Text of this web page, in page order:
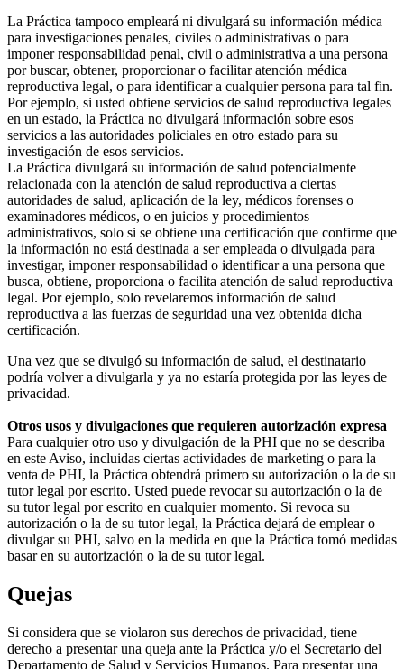
La Práctica tampoco empleará ni divulgará su información médica
para investigaciones penales, civiles o administrativas o para
imponer responsabilidad penal, civil o administrativa a una persona
por buscar, obtener, proporcionar o facilitar atención médica
reproductiva legal, o para identificar a cualquier persona para tal fin.
Por ejemplo, si usted obtiene servicios de salud reproductiva legales
en un estado, la Práctica no divulgará información sobre esos
servicios a las autoridades policiales en otro estado para su
investigación de esos servicios.
La Práctica divulgará su información de salud potencialmente
relacionada con la atención de salud reproductiva a ciertas
autoridades de salud, aplicación de la ley, médicos forenses o
examinadores médicos, o en juicios y procedimientos
administrativos, solo si se obtiene una certificación que confirme que
la información no está destinada a ser empleada o divulgada para
investigar, imponer responsabilidad o identificar a una persona que
busca, obtiene, proporciona o facilita atención de salud reproductiva
legal. Por ejemplo, solo revelaremos información de salud
reproductiva a las fuerzas de seguridad una vez obtenida dicha
certificación.
Una vez que se divulgó su información de salud, el destinatario
podría volver a divulgarla y ya no estaría protegida por las leyes de
privacidad.
Otros usos y divulgaciones que requieren autorización expresa
Para cualquier otro uso y divulgación de la PHI que no se describa
en este Aviso, incluidas ciertas actividades de marketing o para la
venta de PHI, la Práctica obtendrá primero su autorización o la de su
tutor legal por escrito. Usted puede revocar su autorización o la de
su tutor legal por escrito en cualquier momento. Si revoca su
autorización o la de su tutor legal, la Práctica dejará de emplear o
divulgar su PHI, salvo en la medida en que la Práctica tomó medidas
basar en su autorización o la de su tutor legal.
Quejas
Si considera que se violaron sus derechos de privacidad, tiene
derecho a presentar una queja ante la Práctica y/o el Secretario del
Departamento de Salud y Servicios Humanos. Para presentar una